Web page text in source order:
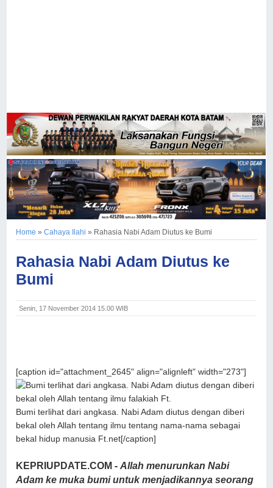
Home »Cahaya Ilahi » Rahasia Nabi Adam Diutus ke Bumi
Rahasia Nabi Adam Diutus ke
Bumi
Senin, 17 November 2014 15.00 WIB
[caption id="attachment_2645" align="alignleft" width="273"]
Bumi terlihat dari angkasa. Nabi Adam diutus dengan diberi
bekal oleh Allah tentang ilmu tentang nama-nama sebagai
bekal hidup manusia Ft.net[/caption]
KEPRIUPDATE.COM -Allah menurunkan Nabi
Adam ke muka bumi untuk menjadikannya seorang